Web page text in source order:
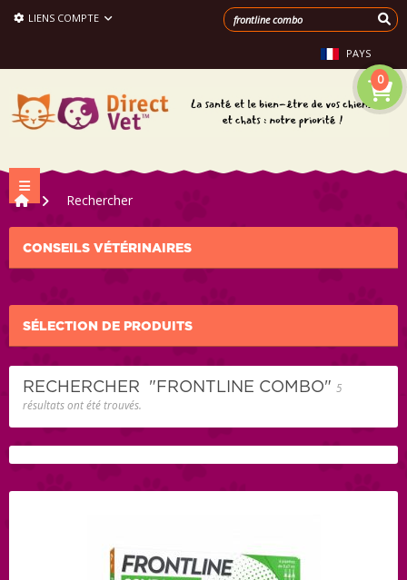
LIENS COMPTE
PAYS
0
Navigation bascule
>
Rechercher
CONSEILS VÉTÉRINAIRES
SÉLECTION DE PRODUITS
RECHERCHER "FRONTLINE COMBO" 5
résultats ont été trouvés.